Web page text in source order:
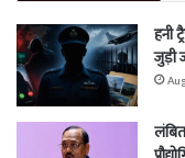
हनी
जुड़ी